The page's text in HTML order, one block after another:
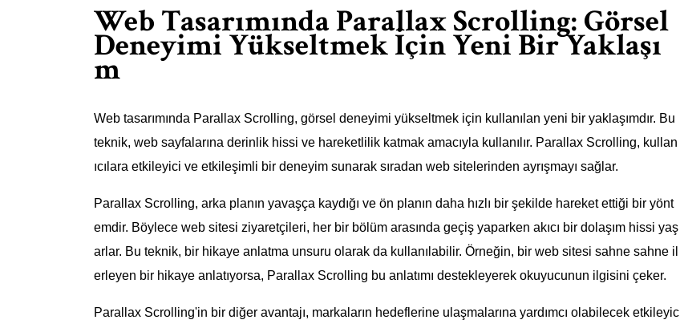
Web Tasarımında Parallax Scrolling: Görsel
Deneyimi Yükseltmek İçin Yeni Bir Yaklaşı
m
Web tasarımında Parallax Scrolling, görsel deneyimi yükseltmek için kullanılan yeni bir yaklaşımdır. Bu
teknik, web sayfalarına derinlik hissi ve hareketlilik katmak amacıyla kullanılır. Parallax Scrolling, kullan
ıcılara etkileyici ve etkileşimli bir deneyim sunarak sıradan web sitelerinden ayrışmayı sağlar.
Parallax Scrolling, arka planın yavaşça kaydığı ve ön planın daha hızlı bir şekilde hareket ettiği bir yönt
emdir. Böylece web sitesi ziyaretçileri, her bir bölüm arasında geçiş yaparken akıcı bir dolaşım hissi yaş
arlar. Bu teknik, bir hikaye anlatma unsuru olarak da kullanılabilir. Örneğin, bir web sitesi sahne sahne il
erleyen bir hikaye anlatıyorsa, Parallax Scrolling bu anlatımı destekleyerek okuyucunun ilgisini çeker.
Parallax Scrolling'in bir diğer avantajı, markaların hedeflerine ulaşmalarına yardımcı olabilecek etkileyic